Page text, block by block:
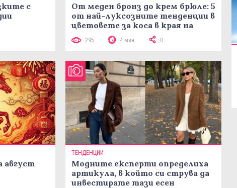
с
От меден бронз до крем брюле: 5
от най-луксозните тенденции в
цветовете за коса в края на
295 4 мин 0
август
ТЕНДЕНЦИИ
Модните експерти определиха
артикула, в който си струва да
инвестирате тази есен